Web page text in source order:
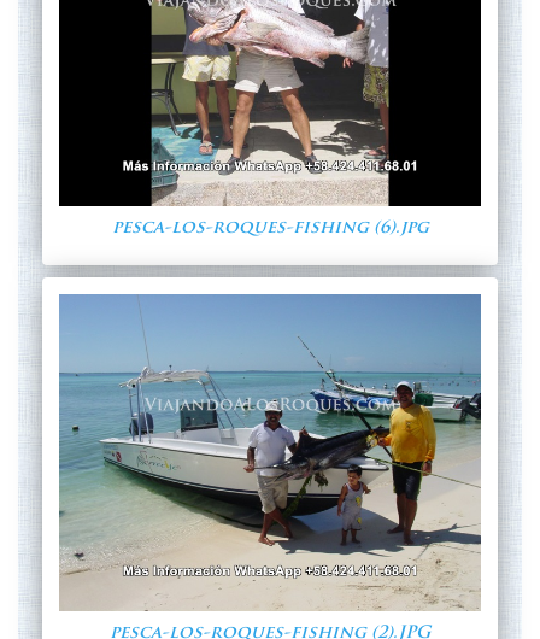
pesca-los-roques-fishing (6).jpg
pesca-los-roques-fishing (2).JPG